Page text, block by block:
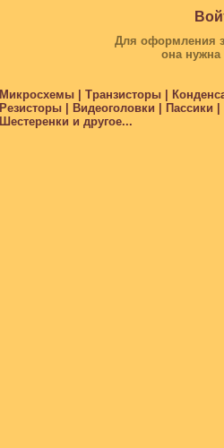
Для оформления
она
Микросхемы | Транзисторы |
Резисторы | Видеоголовки |
Шестеренки и другое...